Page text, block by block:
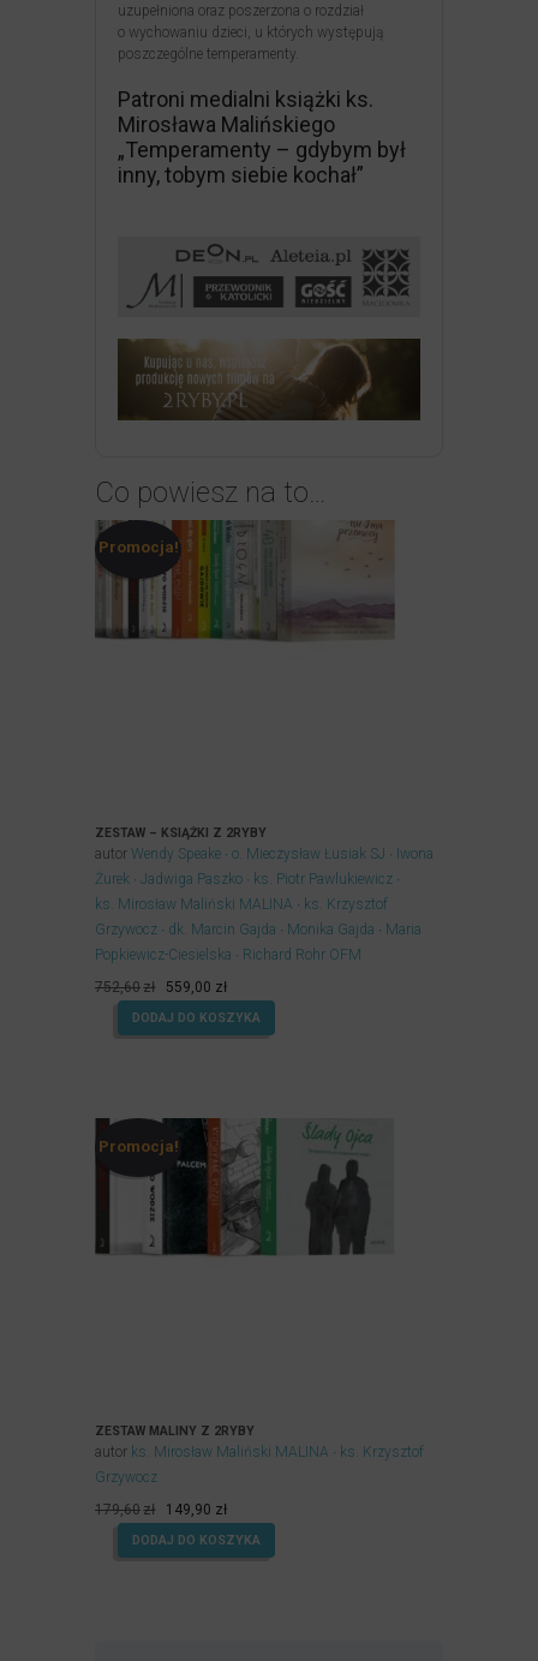
uzupełniona oraz poszerzona o rozdział
o wychowaniu dzieci, u których występują
poszczególne temperamenty.
Patroni medialni książki ks.
Mirosława Malińskiego
„Temperamenty – gdybym był
inny, tobym siebie kochał”
Co powiesz na to…
Promocja!
ZESTAW – KSIĄŻKI Z 2RYBY
autor Wendy Speake o. Mieczysław Łusiak SJ
Iwona
Żurek
Jadwiga Paszko
ks. Piotr Pawlukiewicz
ks. Mirosław Maliński MALINA
ks. Krzysztof
Grzywocz
dk. Marcin Gajda Monika Gajda
Maria
Popkiewicz-Ciesielska
Richard Rohr OFM
752,60zł
Pierwotna
cena
wynosiła:
559,00 złAktualna
cena
wynosi:
DODAJ DO KOSZYKA
Promocja!
ZESTAW MALINY Z 2RYBY
autor ks. Mirosław Maliński MALINA
ks. Krzysztof
Grzywocz
179,60zł
Pierwotna
cena
wynosiła:
149,90 złAktualna
cena
wynosi:
DODAJ DO KOSZYKA